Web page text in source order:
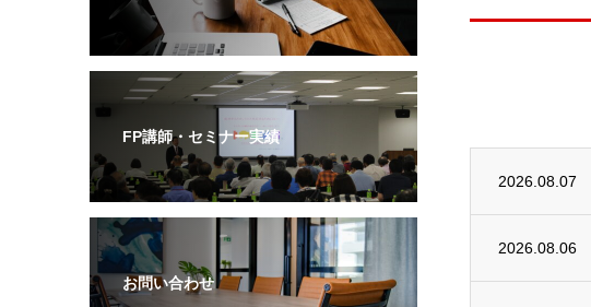
2026.08.07
2026.08.06
FP講師・セミナー実績
お問い合わせ